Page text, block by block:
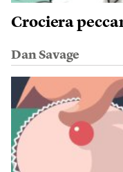
Crociera
Dan Savage